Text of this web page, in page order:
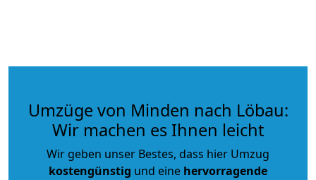
Umzüge von Minden nach Löbau:
Wir machen es Ihnen leicht
Wir geben unser Bestes, dass hier Umzug
kostengünstig und eine hervorragende